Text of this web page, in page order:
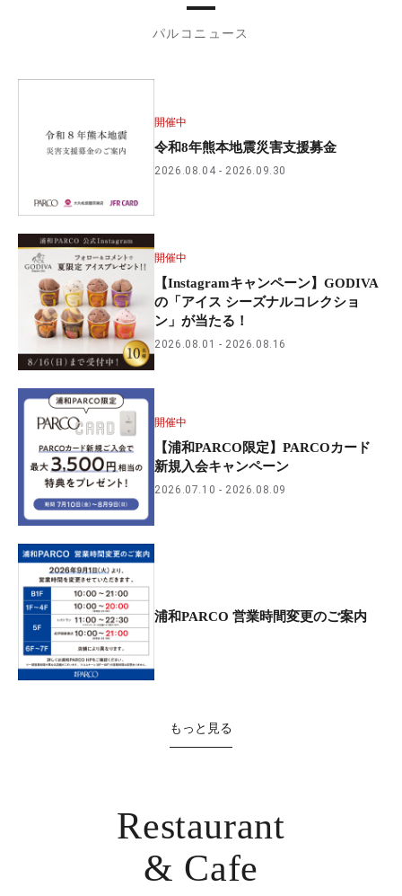
パルコニュース
開催中
令和8年熊本地震災害支援募金
2026.08.04 2026.09.30
開催中
【Instagramキャンペーン】GODIVA
の「アイス シーズナルコレクショ
ン」が当たる！
2026.08.01 2026.08.16
開催中
【浦和PARCO限定】PARCOカード
新規入会キャンペーン
2026.07.10 2026.08.09
浦和PARCO 営業時間変更のご案内
もっと見る
Restaurant
& Cafe